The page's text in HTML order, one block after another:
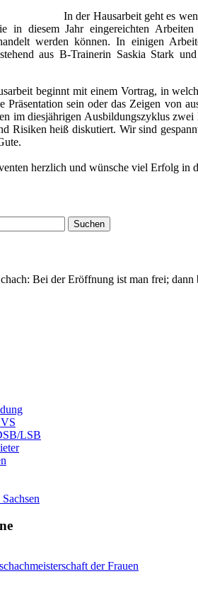
In der Hausarbeit geht es
in diesem Jahr eingereichten
werden können. In einigen
aus B-Trainerin Saskia Stark
beginnt mit einem Vortrag, in
Präsentation sein oder das Zeigen von
im diesjährigen Ausbildungszyklus
Risiken heiß diskutiert. Wir sind
herzlich und wünsche viel Erfolg in
Suchen
Bei der Eröffnung ist man frei;
LSB
der Frauen